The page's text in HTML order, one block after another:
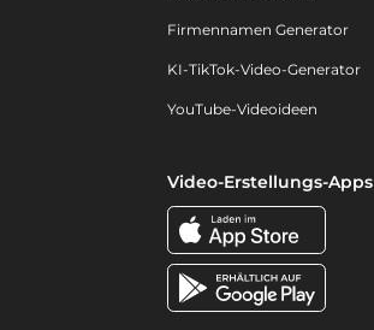
Firmennamen Generator
KI-TikTok-Video-Generator
YouTube-Videoideen
Video-Erstellungs-Apps